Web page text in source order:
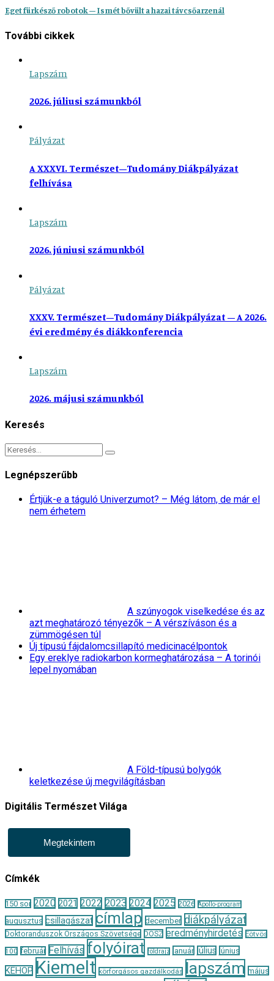
Eget fürkésző robotok – Ismét bővült a hazai távcsőarzenál
További cikkek
Lapszám
2026. júliusi számunkból
Pályázat
A XXXVI. Természet–Tudomány Diákpályázat
felhívása
Lapszám
2026. júniusi számunkból
Pályázat
XXXV. Természet–Tudomány Diákpályázat – A 2026.
évi eredmény és diákkonferencia
Lapszám
2026. májusi számunkból
Keresés
Legnépszerűbb
Értjük-e a táguló Univerzumot? – Még látom, de már el
nem érhetem
A szúnyogok viselkedése és az
azt meghatározó tényezők – A vérszíváson és a
zümmögésen túl
Új típusú fájdalomcsillapító medicinacélpontok
Egy ereklye radiokarbon kormeghatározása – A torinói
lepel nyomában
A Föld-típusú bolygók
keletkezése új megvilágításban
Digitális Természet Világa
Megtekintem
Címkék
150 sor 2020 2021 2022 2023 2024 2025 2026 Apollo-program
augusztus csillagászat címlap december diákpályázat
Doktoranduszok Országos Szövetsége DOSZ eredményhirdetés Eötvös
100 február Felhívás folyóirat földrajz január július június
KEHOP Kiemelt körforgásos gazdálkodás lapszám május